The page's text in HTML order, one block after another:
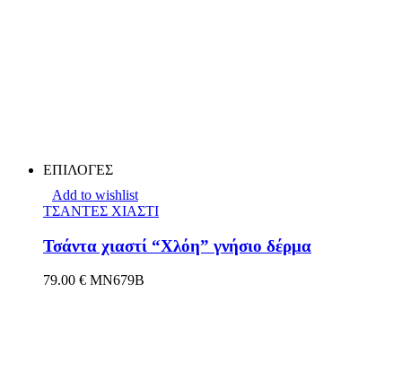
ΕΠΙΛΟΓΕΣ
Add to wishlist
ΤΣΑΝΤΕΣ ΧΙΑΣΤΙ
Τσάντα χιαστί “Χλόη” γνήσιο δέρμα
79.00 € MN679B